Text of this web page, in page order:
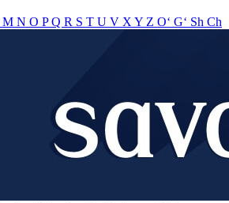
M N O PQ R S T U V X Y Z O‘ G‘ Sh Ch